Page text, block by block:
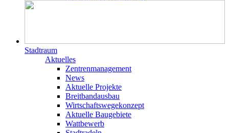
Stadtraum
Aktuelles
Zentrenmanagement
News
Aktuelle Projekte
Breitbandausbau
Wirtschaftswegekonzept
Aktuelle Baugebiete
Wattbewerb